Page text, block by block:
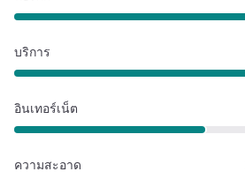
บริการ
อินเทอร์เน็ต
ความสะอาด